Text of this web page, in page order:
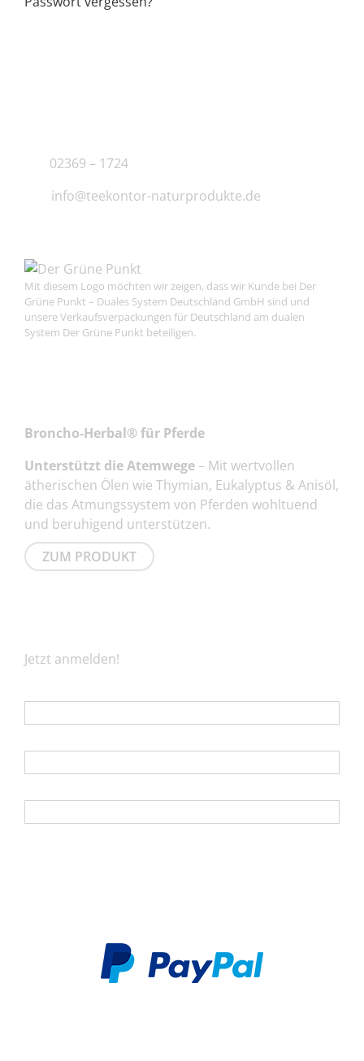
02369 – 1724
info@teekontor-naturprodukte.de
Mit diesem Logo möchten wir zeigen, dass wir Kunde bei Der
Grüne Punkt – Duales System Deutschland GmbH sind und
unsere Verkaufsverpackungen für Deutschland am dualen
System Der Grüne Punkt beteiligen.
Broncho-Herbal® für Pferde
Unterstützt die Atemwege – Mit wertvollen
ätherischen Ölen wie Thymian, Eukalyptus & Anisöl,
die das Atmungssystem von Pferden wohltuend
und beruhigend unterstützen.
ZUM PRODUKT
Jetzt anmelden!